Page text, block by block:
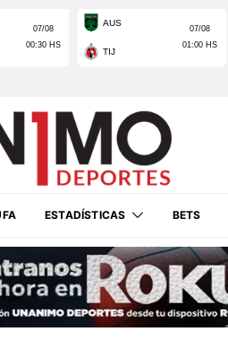
ESTADÍSTICAS BETS